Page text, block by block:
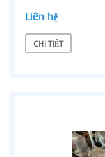
Liên hệ
CHI TIẾT